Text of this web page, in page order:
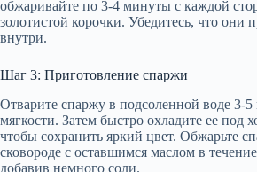
обжаривайте по 3-4 минуты с каждой
золотистой корочки. Убедитесь, что они
внутри.
Шаг 3: Приготовление спаржи
Отварите спаржу в подсоленной воде 3-
мягкости. Затем быстро охладите ее под
чтобы сохранить яркий цвет. Обжарьте
сковороде с оставшимся маслом в
добавив немного соли.